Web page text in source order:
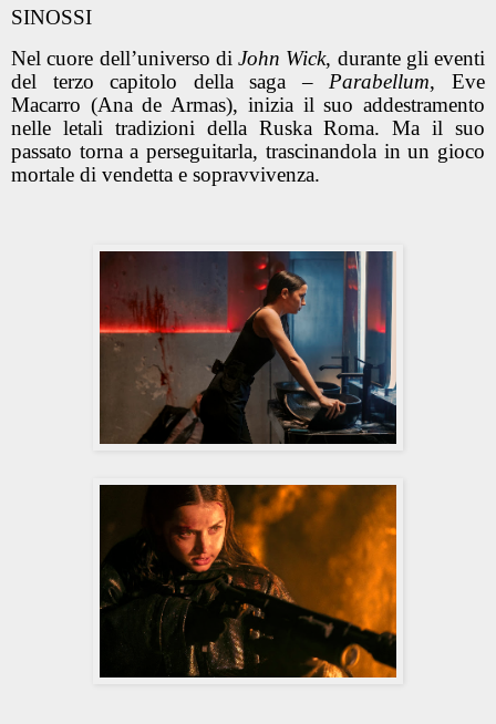
SINOSSI
Nel cuore dell’universo di John Wick, durante gli eventi
del terzo capitolo della saga – Parabellum, Eve
Macarro (Ana de Armas), inizia il suo addestramento
nelle letali tradizioni della Ruska Roma. Ma il suo
passato torna a perseguitarla, trascinandola in un gioco
mortale di vendetta e sopravvivenza.